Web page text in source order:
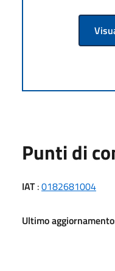
Punti di
IAT:0182681004
Ultimo aggiornamento